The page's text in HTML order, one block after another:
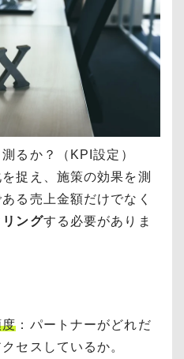
るか？（KPI設定）
捉え、施策の効果を測
る売上金額だけでなく
ングする必要がありま
度 ：パートナーがどれだ
セスしているか。